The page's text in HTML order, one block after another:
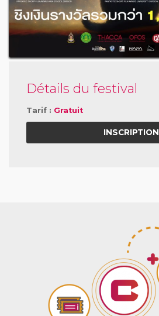
Détails du festival
Tarif : Gratuit
INSCRIPTION